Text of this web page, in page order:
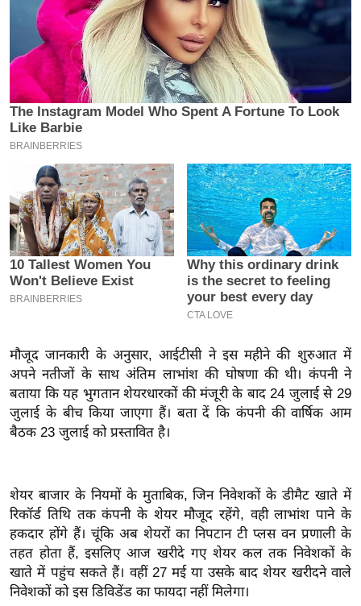
ट
I
P
L
2
2
6
क्रा
इ
म
ई
पे
प
र
मि
सा
बे
मि
सा
ल
श
मौजूद जानकारी के अनुसार, आईटीसी ने इस महीने की शुरुआत में
अपने नतीजों के साथ अंतिम लाभांश की घोषणा की थी। कंपनी ने
बताया कि यह भुगतान शेयरधारकों की मंजूरी के बाद 24 जुलाई से 29
जुलाई के बीच किया जाएगा हैं। बता दें कि कंपनी की वार्षिक आम
बैठक 23 जुलाई को प्रस्तावित है।
शेयर बाजार के नियमों के मुताबिक, जिन निवेशकों के डीमैट खाते में
रिकॉर्ड तिथि तक कंपनी के शेयर मौजूद रहेंगे, वही लाभांश पाने के
हकदार होंगे हैं। चूंकि अब शेयरों का निपटान टी प्लस वन प्रणाली के
तहत होता हैं, इसलिए आज खरीदे गए शेयर कल तक निवेशकों के
खाते में पहुंच सकते हैं। वहीं 27 मई या उसके बाद शेयर खरीदने वाले
निवेशकों को इस डिविडेंड का फायदा नहीं मिलेगा।